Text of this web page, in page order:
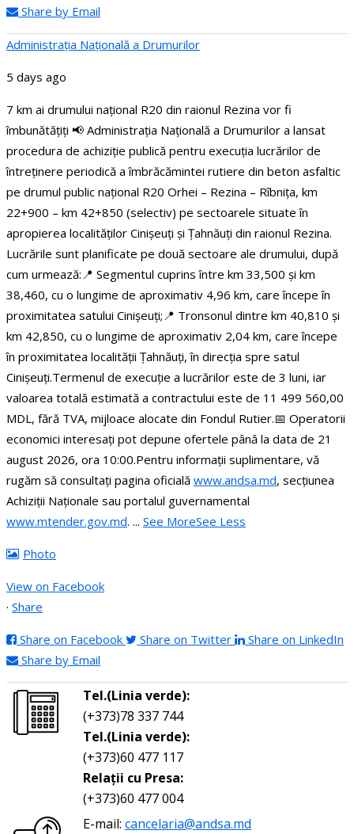
Share by Email
Administraţia Națională a Drumurilor
5 days ago
7 km ai drumului național R20 din raionul Rezina vor fi
îmbunătățiți 📢 Administrația Națională a Drumurilor a lansat
procedura de achiziție publică pentru execuția lucrărilor de
întreținere periodică a îmbrăcămintei rutiere din beton asfaltic
pe drumul public național R20 Orhei – Rezina – Rîbnița, km
22+900 – km 42+850 (selectiv) pe sectoarele situate în
apropierea localităților Cinișeuți și Țahnăuți din raionul Rezina.
Lucrările sunt planificate pe două sectoare ale drumului, după
cum urmează:📍 Segmentul cuprins între km 33,500 și km
38,460, cu o lungime de aproximativ 4,96 km, care începe în
proximitatea satului Cinișeuți;📍 Tronsonul dintre km 40,810 și
km 42,850, cu o lungime de aproximativ 2,04 km, care începe
în proximitatea localității Țahnăuți, în direcția spre satul
Cinișeuți.Termenul de execuție a lucrărilor este de 3 luni, iar
valoarea totală estimată a contractului este de 11 499 560,00
MDL, fără TVA, mijloace alocate din Fondul Rutier.📅 Operatorii
economici interesați pot depune ofertele până la data de 21
august 2026, ora 10:00.Pentru informații suplimentare, vă
rugăm să consultați pagina oficială www.andsa.md, secțiunea
Achiziții Naționale sau portalul guvernamental
www.mtender.gov.md. ... See MoreSee Less
Photo
View on Facebook
· Share
Share on Facebook Share on Twitter
Share on LinkedIn
Share by Email
Tel.(Linia verde):
(+373)78 337 744
Tel.(Linia verde):
(+373)60 477 117
Relații cu Presa:
(+373)60 477 004
E-mail: cancelaria@andsa.md